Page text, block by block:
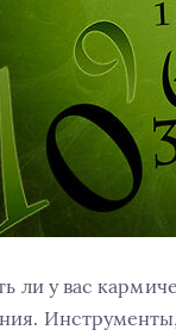
ли у вас